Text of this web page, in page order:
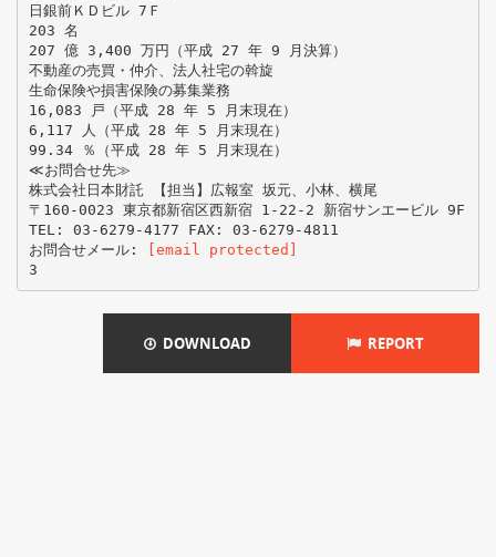
日銀前ＫＤビル 7Ｆ
203 名
207 億 3,400 万円（平成 27 年 9 月決算）
不動産の売買・仲介、法人社宅の斡旋
生命保険や損害保険の募集業務
16,083 戸（平成 28 年 5 月末現在）
6,117 人（平成 28 年 5 月末現在）
99.34 ％（平成 28 年 5 月末現在）
≪お問合せ先≫
株式会社日本財託 【担当】広報室 坂元、小林、横尾
〒160-0023 東京都新宿区西新宿 1-22-2 新宿サンエービル 9F
TEL: 03-6279-4177 FAX: 03-6279-4811
お問合せメール:
[email protected]
DOWNLOAD REPORT